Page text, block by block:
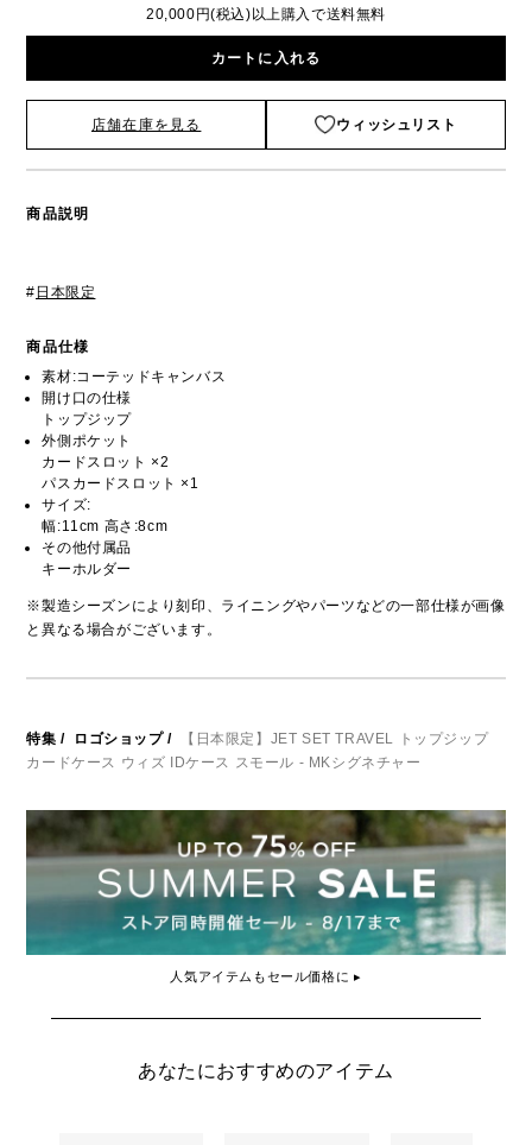
20,000円(税込)以上購入で送料無料
カートに入れる
店舗在庫を見る ウィッシュリスト
商品説明
# 日本限定
商品仕様
素材:コーテッドキャンバス
開け口の仕様
トップジップ
外側ポケット
カードスロット ×2
パスカードスロット ×1
サイズ:
幅:11cm 高さ:8cm
その他付属品
キーホルダー
※製造シーズンにより刻印、ライニングやパーツなどの一部仕様が画像
と異なる場合がございます。
特集 / ロゴショップ/
【日本限定】JET SET TRAVEL トップジップ
カードケース ウィズ IDケース スモール - MKシグネチャー
人気アイテムもセール価格に ▸
あなたにおすすめのアイテム